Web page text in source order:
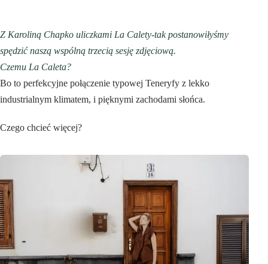
Z Karoliną Chapko uliczkami La Calety-tak postanowiłyśmy
spędzić naszą wspólną trzecią sesję zdjęciową.
Czemu La Caleta?
Bo to perfekcyjne połączenie typowej Teneryfy z lekko
industrialnym klimatem, i pięknymi zachodami słońca.
Czego chcieć więcej?